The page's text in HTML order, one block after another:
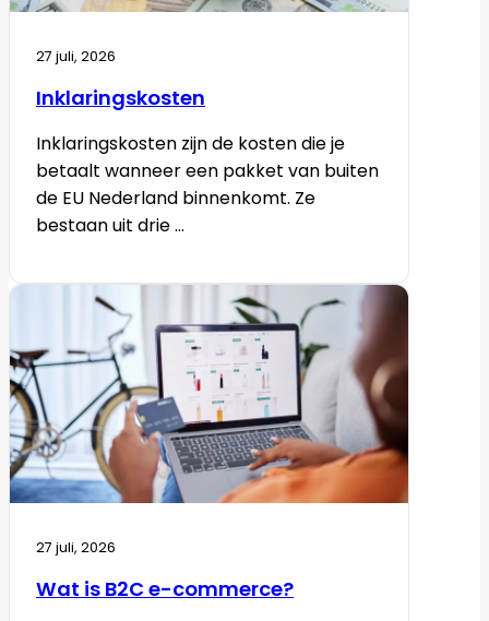
27 juli, 2026
Inklaringskosten
Inklaringskosten zijn de kosten die je
betaalt wanneer een pakket van buiten
de EU Nederland binnenkomt. Ze
bestaan uit drie ...
27 juli, 2026
Wat is B2C e-commerce?